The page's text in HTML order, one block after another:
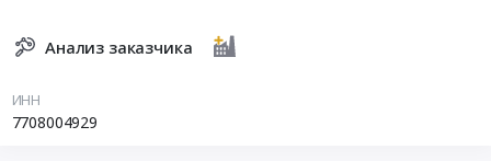
Анализ заказчика
ИНН
7708004929